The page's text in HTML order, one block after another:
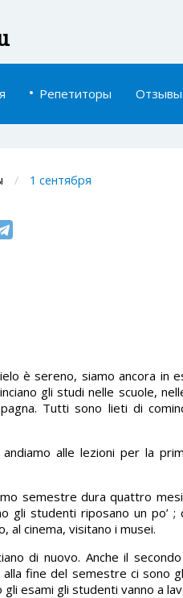
Репетиторы Отзывы
1 сентября
è sereno, siamo ancora in
gli studi nelle scuole,
Tutti sono lieti di
alle lezioni per la
semestre dura quattro
gli studenti riposano un po’
al cinema, visitano i musei.
di nuovo. Anche il
fine del semestre ci sono
esami gli studenti vanno a